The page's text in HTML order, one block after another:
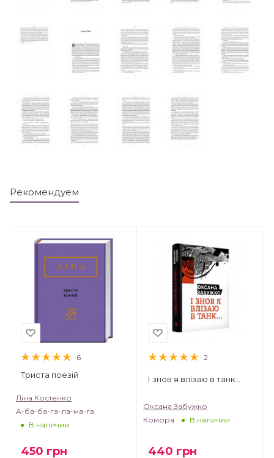
Рекомендуем
6
Триста поезій
Ліна Костенко
А-ба-ба-га-ла-ма-га
В наличии
450 грн
2
І знов я влізаю в танк…
Оксана Забужко
Комора
В наличии
440 грн